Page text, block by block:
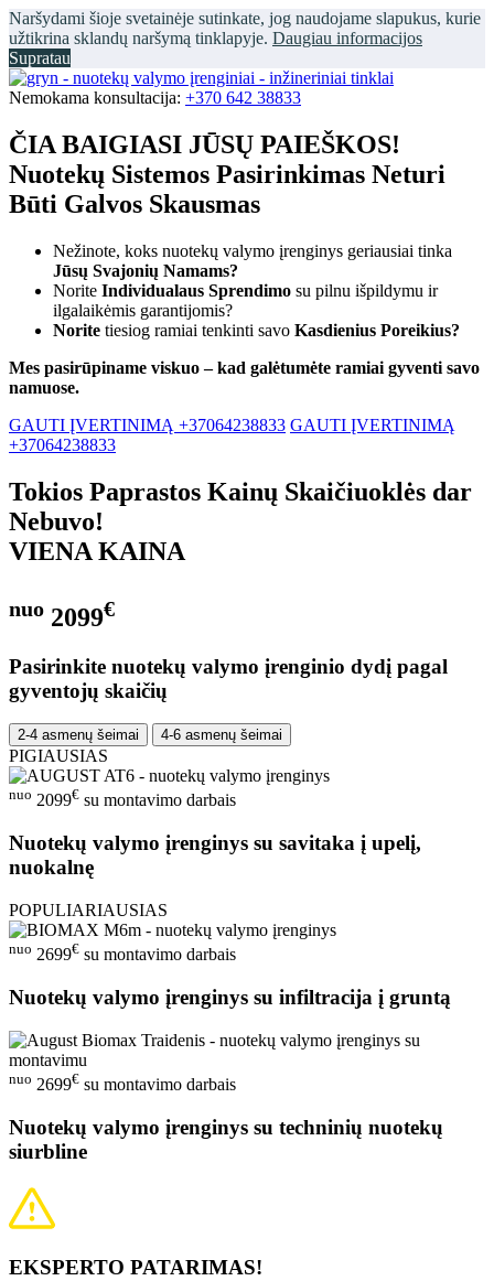
Naršydami šioje svetainėje sutinkate, jog naudojame slapukus, kurie
užtikrina sklandų naršymą tinklapyje. Daugiau informacijos
Supratau
Nemokama konsultacija: +370 642 38833
ČIA BAIGIASI JŪSŲ PAIEŠKOS!
Nuotekų Sistemos Pasirinkimas Neturi
Būti Galvos Skausmas
Nežinote, koks nuotekų valymo įrenginys geriausiai tinka
Jūsų Svajonių Namams?
Norite Individualaus Sprendimo su pilnu išpildymu ir
ilgalaikėmis garantijomis?
Norite tiesiog ramiai tenkinti savo Kasdienius Poreikius?
Mes pasirūpiname viskuo – kad galėtumėte ramiai gyventi savo
namuose.
GAUTI ĮVERTINIMĄ +37064238833 GAUTI ĮVERTINIMĄ
+37064238833
Tokios Paprastos Kainų Skaičiuoklės dar
Nebuvo!
VIENA KAINA
nuo 2099€
Pasirinkite nuotekų valymo įrenginio dydį pagal
gyventojų skaičių
2-4 asmenų šeimai 4-6 asmenų šeimai
PIGIAUSIAS
nuo 2099€ su montavimo darbais
Nuotekų valymo įrenginys su savitaka į upelį,
nuokalnę
POPULIARIAUSIAS
nuo 2699€ su montavimo darbais
Nuotekų valymo įrenginys su infiltracija į gruntą
nuo 2699€ su montavimo darbais
Nuotekų valymo įrenginys su techninių nuotekų
siurbline
EKSPERTO PATARIMAS!